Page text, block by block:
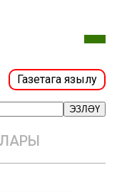
Газетага язылу
ЭЗЛӘҮ